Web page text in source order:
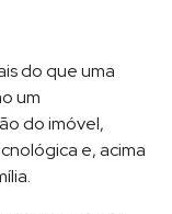
do que uma
um
do imóvel,
e, acima